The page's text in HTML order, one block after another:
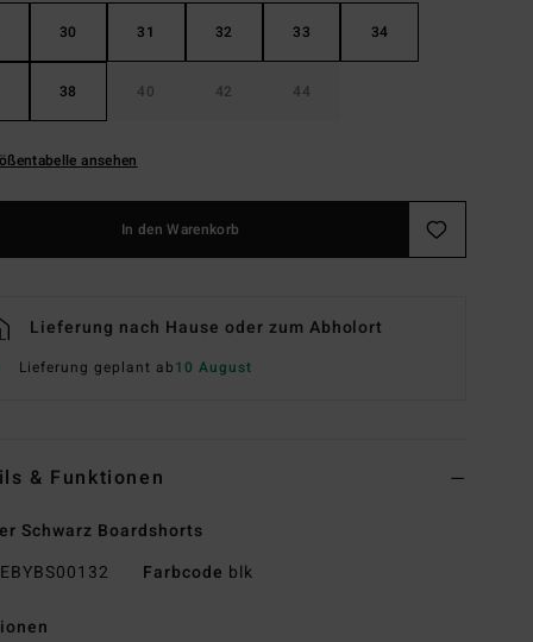
30 31 32 33 34
38 40 42 44
ansehen
In den Warenkorb
Lieferung nach Hause oder zum Abholort
Lieferung geplant ab10 August
& Funktionen
Schwarz Boardshorts
EBYBS00132 Farbcode blk